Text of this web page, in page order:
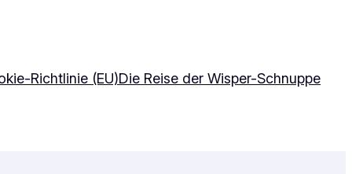
Richtlinie (EU)Die Reise der Wisper-Schnuppe